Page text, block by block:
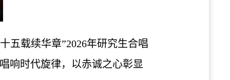
五载续华章”2026年研究生合唱
响时代旋律，以赤诚之心彰显